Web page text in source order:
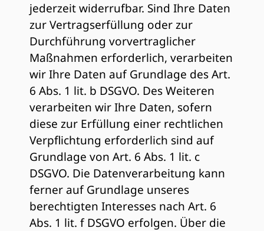
jederzeit widerrufbar. Sind Ihre Daten
zur Vertragserfüllung oder zur
Durchführung vorvertraglicher
Maßnahmen erforderlich, verarbeiten
wir Ihre Daten auf Grundlage des Art.
6 Abs. 1 lit. b DSGVO. Des Weiteren
verarbeiten wir Ihre Daten, sofern
diese zur Erfüllung einer rechtlichen
Verpflichtung erforderlich sind auf
Grundlage von Art. 6 Abs. 1 lit. c
DSGVO. Die Datenverarbeitung kann
ferner auf Grundlage unseres
berechtigten Interesses nach Art. 6
Abs. 1 lit. f DSGVO erfolgen. Über die